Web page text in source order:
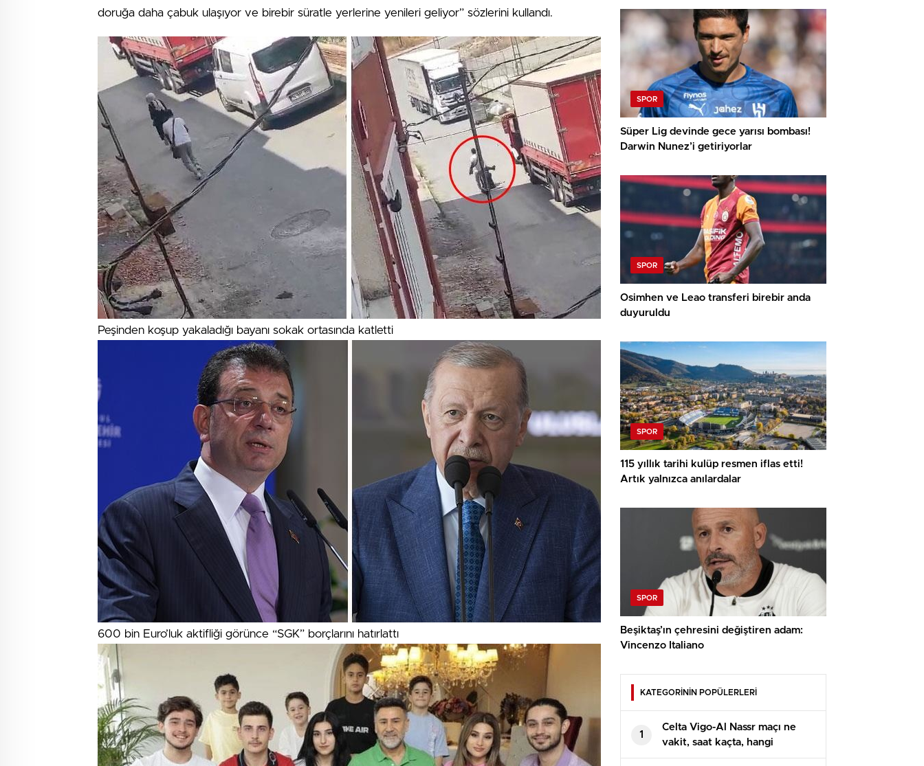
doruğa daha çabuk ulaşıyor ve birebir süratle yerlerine yenileri geliyor” sözlerini kullandı.
Peşinden koşup yakaladığı bayanı sokak ortasında katletti
600 bin Euro’luk aktifliği görünce “SGK” borçlarını hatırlattı
SPOR
Süper Lig devinde gece yarısı bombası!
Darwin Nunez’i getiriyorlar
SPOR
Osimhen ve Leao transferi birebir anda
duyuruldu
SPOR
115 yıllık tarihi kulüp resmen iflas etti!
Artık yalnızca anılardalar
SPOR
Beşiktaş’ın çehresini değiştiren adam:
Vincenzo Italiano
KATEGORİNİN POPÜLERLERİ
1
Celta Vigo-Al Nassr maçı ne
vakit, saat kaçta, hangi
kanalda? Celta Vigo Al Nassr